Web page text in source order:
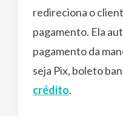
redireciona o
pagamento. Ela
pagamento da
seja Pix, boleto
crédito.